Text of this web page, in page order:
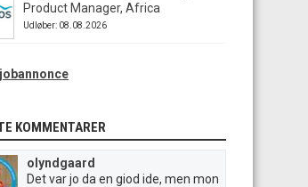
Product Manager, Africa
Udløber: 08.08.2026
KOMMENTARER
olyndgaard
Det var jo da en giod ide, men mon